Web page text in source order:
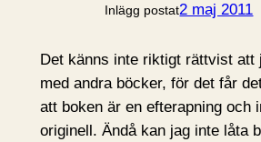
Inlägg postat2 maj 2011
Det känns inte riktigt rättvist att
med andra böcker, för det får
att boken är en efterapning och
originell. Ändå kan jag inte låta